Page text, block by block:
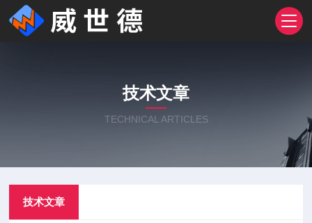
技术文章
TECHNICAL ARTICLES
技术文章